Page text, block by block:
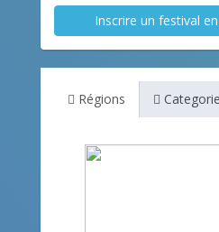
Inscrire un festival
Régions